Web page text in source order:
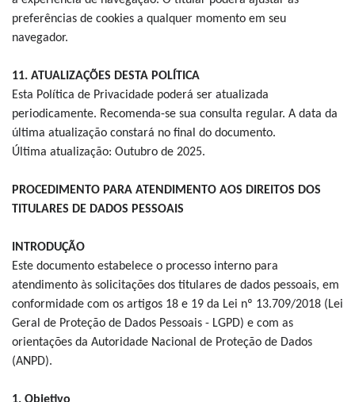
preferências de cookies a qualquer momento em seu
navegador.
11. ATUALIZAÇÕES DESTA POLÍTICA
Esta Política de Privacidade poderá ser atualizada
periodicamente. Recomenda-se sua consulta regular. A data da
última atualização constará no final do documento.
Última atualização: Outubro de 2025.
PROCEDIMENTO PARA ATENDIMENTO AOS DIREITOS DOS
TITULARES DE DADOS PESSOAIS
INTRODUÇÃO
Este documento estabelece o processo interno para
atendimento às solicitações dos titulares de dados pessoais, em
conformidade com os artigos 18 e 19 da Lei nº 13.709/2018 (Lei
Geral de Proteção de Dados Pessoais - LGPD) e com as
orientações da Autoridade Nacional de Proteção de Dados
(ANPD).